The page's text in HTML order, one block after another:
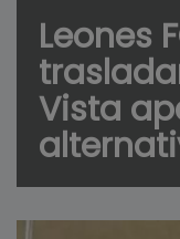
Leones
Vista